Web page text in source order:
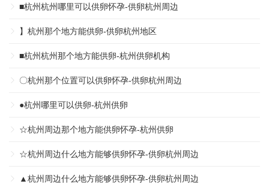
■杭州杭州哪里可以供卵怀孕-供卵杭州周边
】杭州那个地方能供卵-供卵杭州地区
■杭州杭州那个地方能供卵-杭州供卵机构
〇杭州那个位置可以供卵怀孕-供卵杭州周边
●杭州哪里可以供卵-杭州供卵
☆杭州周边那个地方能供卵怀孕-杭州供卵
☆杭州周边什么地方能够供卵怀孕-供卵杭州周边
▲杭州周边什么地方能够供卵怀孕-供卵杭州周边